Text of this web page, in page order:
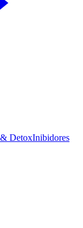
DetoxInibidores